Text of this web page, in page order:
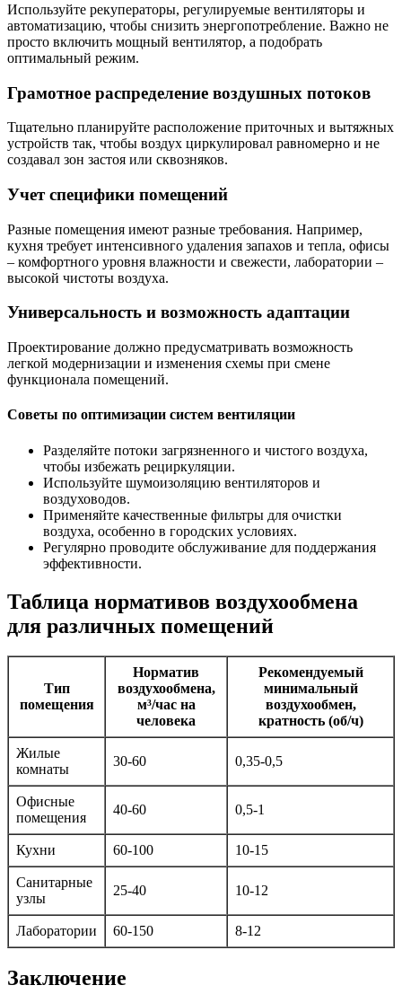
Используйте рекуператоры, регулируемые вентиляторы и
автоматизацию, чтобы снизить энергопотребление. Важно не
просто включить мощный вентилятор, а подобрать
оптимальный режим.
Грамотное распределение воздушных потоков
Тщательно планируйте расположение приточных и вытяжных
устройств так, чтобы воздух циркулировал равномерно и не
создавал зон застоя или сквозняков.
Учет специфики помещений
Разные помещения имеют разные требования. Например,
кухня требует интенсивного удаления запахов и тепла, офисы
– комфортного уровня влажности и свежести, лаборатории –
высокой чистоты воздуха.
Универсальность и возможность адаптации
Проектирование должно предусматривать возможность
легкой модернизации и изменения схемы при смене
функционала помещений.
Советы по оптимизации систем вентиляции
Разделяйте потоки загрязненного и чистого воздуха,
чтобы избежать рециркуляции.
Используйте шумоизоляцию вентиляторов и
воздуховодов.
Применяйте качественные фильтры для очистки
воздуха, особенно в городских условиях.
Регулярно проводите обслуживание для поддержания
эффективности.
Таблица нормативов воздухообмена
для различных помещений
Тип
помещения
Норматив
воздухообмена,
м³/час на
человека
Рекомендуемый
минимальный
воздухообмен,
кратность (об/ч)
Жилые
комнаты
30-60 0,35-0,5
Офисные
помещения
40-60 0,5-1
Кухни 60-100 10-15
Санитарные
узлы
25-40 10-12
Лаборатории 60-150 8-12
Заключение